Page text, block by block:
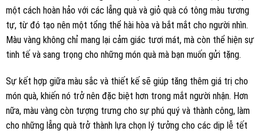
một cách hoàn hảo với các lẵng quà và giỏ quà có tông màu tương
tự, từ đó tạo nên một tổng thể hài hòa và bắt mắt cho người nhìn.
Màu vàng không chỉ mang lại cảm giác tươi mát, mà còn thể hiện sự
tinh tế và sang trọng cho những món quà mà bạn muốn gửi tặng.
Sự kết hợp giữa màu sắc và thiết kế sẽ giúp tăng thêm giá trị cho
món quà, khiến nó trở nên đặc biệt hơn trong mắt người nhận. Hơn
nữa, màu vàng còn tượng trưng cho sự phú quý và thành công, làm
cho những lẵng quà trở thành lựa chọn lý tưởng cho các dịp lễ tết